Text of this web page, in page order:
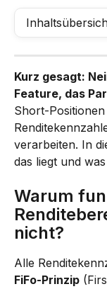
Kurz gesagt:
Feature, das
Short-
verarbeiten. In
das liegt und
Warum
nicht?
Alle
FiFo-Prinzip